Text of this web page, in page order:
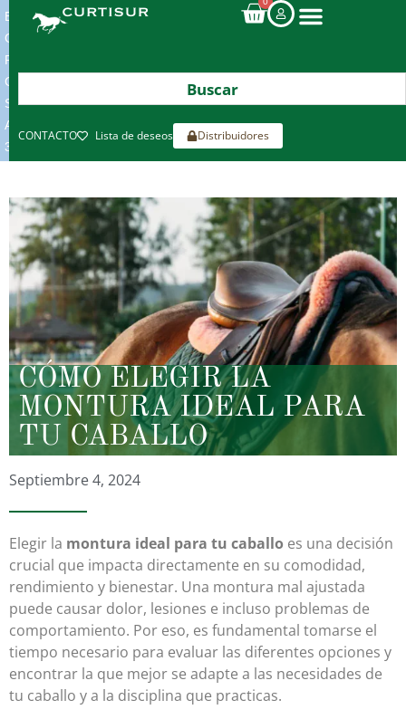
ENVIOS
GRATIS
POR
COMPRAS
SUPERIORES
A
300€*
CONTACTO Lista de deseos Distribuidores
CÓMO ELEGIR LA
MONTURA IDEAL PARA
TU CABALLO
Septiembre 4, 2024
Elegir la montura ideal para tu caballo es una decisión
crucial que impacta directamente en su comodidad,
rendimiento y bienestar. Una montura mal ajustada
puede causar dolor, lesiones e incluso problemas de
comportamiento. Por eso, es fundamental tomarse el
tiempo necesario para evaluar las diferentes opciones y
encontrar la que mejor se adapte a las necesidades de
tu caballo y a la disciplina que practicas.